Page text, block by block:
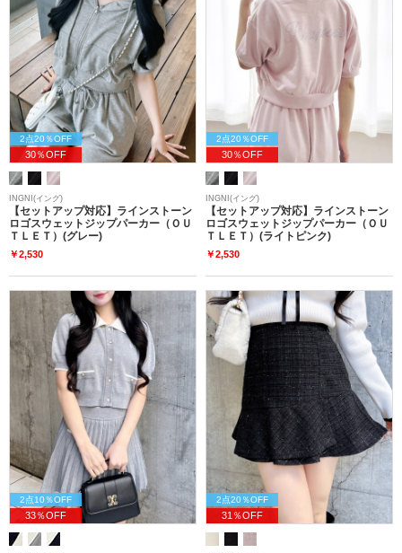
2点20％OFF
30％OFF
INGNI(イング)
【セットアップ対応】ラインストーン
ロゴスウェットジップパーカー（ＯＵ
ＴＬＥＴ）(グレー)
￥2,530
2点20％OFF
30％OFF
INGNI(イング)
【セットアップ対応】ラインストーン
ロゴスウェットジップパーカー（ＯＵ
ＴＬＥＴ）(ライトピンク)
￥2,530
2点10％OFF
33％OFF
2点20％OFF
31％OFF